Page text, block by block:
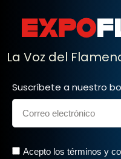
La Voz del
Suscríbete a nuestro
Acepto los términos y